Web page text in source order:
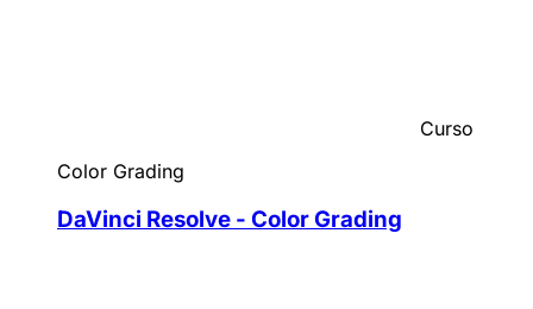
Curso
Color Grading
DaVinci Resolve - Color Grading